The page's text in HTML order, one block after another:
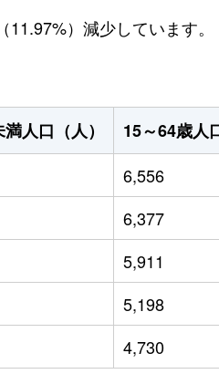
）減少しています。
人口（人） 15～64歳人
6,556
6,377
5,911
5,198
4,730